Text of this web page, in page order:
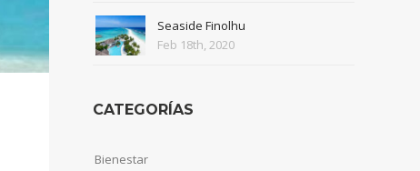
Seaside Finolhu
Feb 18th, 2020
CATEGORÍAS
Bienestar